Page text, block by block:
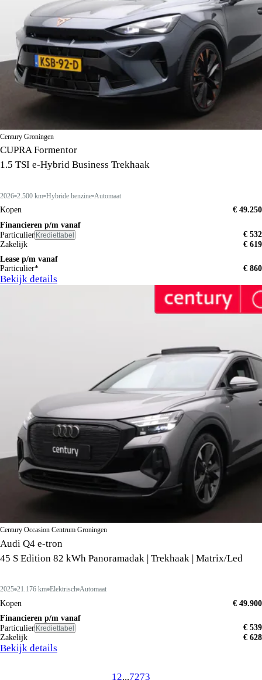
Century Groningen
CUPRA Formentor
1.5 TSI e-Hybrid Business Trekhaak
2026 2.500 km Hybride benzine Automaat
Kopen
€ 49.250
Financieren p/m vanaf
Particulier Krediettabel
€ 532
Zakelijk
€ 619
Lease p/m vanaf
Particulier*
€ 860
Bekijk details
Century Occasion Centrum Groningen
Audi Q4 e-tron
45 S Edition 82 kWh Panoramadak | Trekhaak | Matrix/Led
2025 21.176 km Elektrisch Automaat
Kopen
€ 49.900
Financieren p/m vanaf
Particulier Krediettabel
€ 539
Zakelijk
€ 628
Bekijk details
12...7273